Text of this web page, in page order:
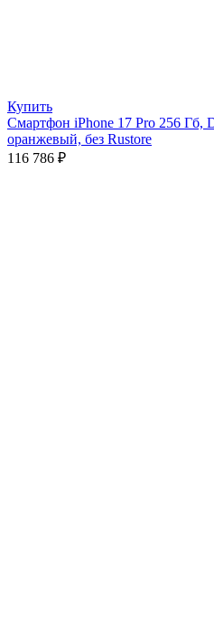
Купить
Смартфон iPhone 17 Pro 256 Гб,
оранжевый, без Rustore
116 786 ₽